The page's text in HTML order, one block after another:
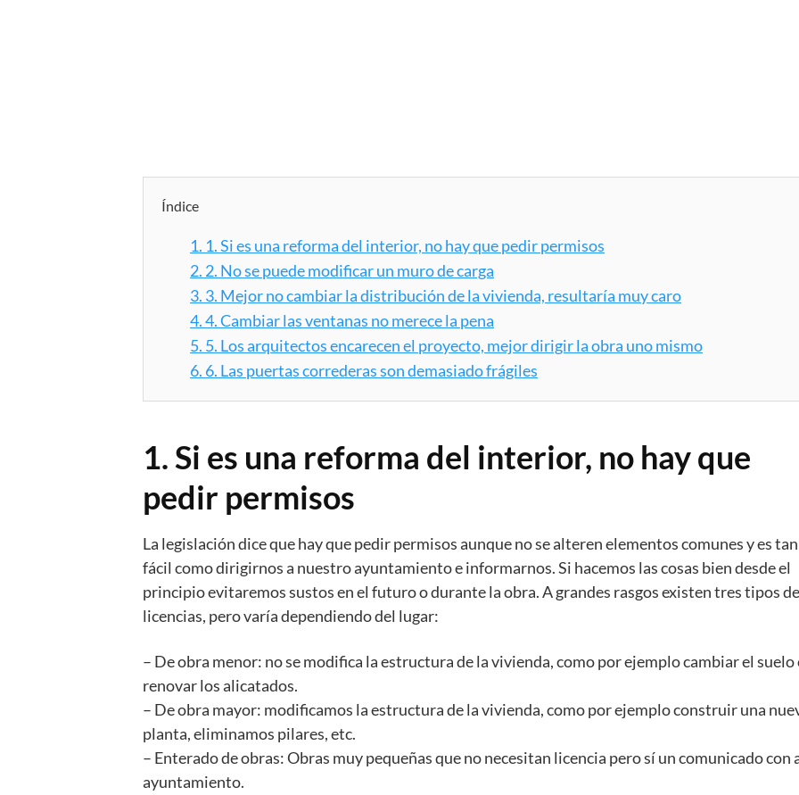
Índice
1. 1. Si es una reforma del interior, no hay que pedir permisos
2. 2. No se puede modificar un muro de carga
3. 3. Mejor no cambiar la distribución de la vivienda, resultaría muy caro
4.4. Cambiar las ventanas no merece la pena
5. 5. Los arquitectos encarecen el proyecto, mejor dirigir la obra uno mismo
6. 6. Las puertas correderas son demasiado frágiles
1. Si es una reforma del interior, no hay que
pedir permisos
La legislación dice que hay que pedir permisos aunque no se alteren elementos comunes y es tan
fácil como dirigirnos a nuestro ayuntamiento e informarnos. Si hacemos las cosas bien desde el
principio evitaremos sustos en el futuro o durante la obra. A grandes rasgos existen tres tipos de
licencias, pero varía dependiendo del lugar:
– De obra menor: no se modifica la estructura de la vivienda, como por ejemplo cambiar el suelo
renovar los alicatados.
– De obra mayor: modificamos la estructura de la vivienda, como por ejemplo construir una
planta, eliminamos pilares, etc.
– Enterado de obras: Obras muy pequeñas que no necesitan licencia pero sí un comunicado con
ayuntamiento.